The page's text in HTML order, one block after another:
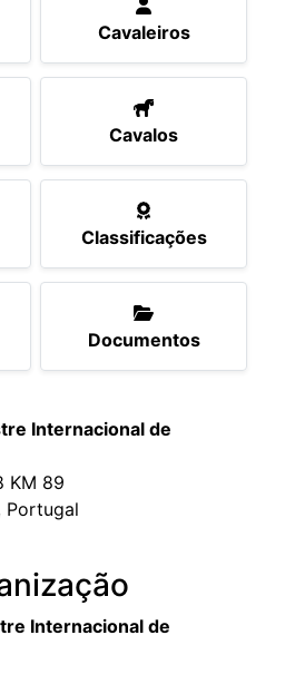
Cavaleiros
Cavalos
Classificações
Documentos
Internacional de
KM 89
Portugal
Internacional de